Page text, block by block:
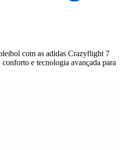
com as adidas Crazyflight 7
e tecnologia avançada para